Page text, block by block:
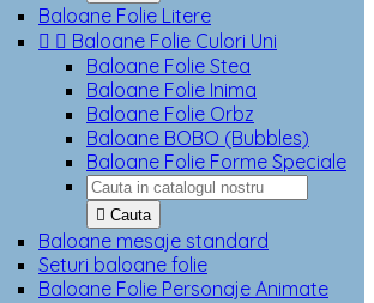
Baloane Folie Litere
  Baloane Folie Culori Uni
Baloane Folie Stea
Baloane Folie Inima
Baloane Folie Orbz
Baloane BOBO (Bubbles)
Baloane Folie Forme Speciale
 Cauta
Baloane mesaje standard
Seturi baloane folie
Baloane Folie Personaje Animate